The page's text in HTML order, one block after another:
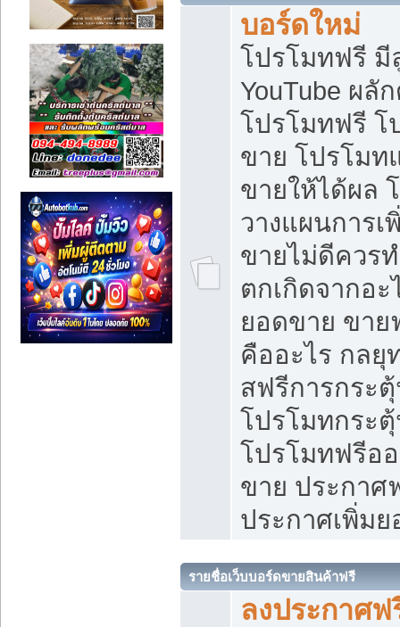
บอร์ดใหม่
โปรโมทฟรี มี
YouTube ผลั
โปรโมทฟรี โ
ขาย โปรโมท
ขายให้ได้ผล
วางแผนการ
ขายไม่ดีควร
ตกเกิดจากอะ
ยอดขาย ขาย
คืออะไร กลยุ
สฟรีการกระ
โปรโมทกระ
โปรโมทฟรีอ
ขาย ประกาศ
ประกาศเพิ่ม
รายชื่อเว็บบอร์ดขายสินค้าฟรี
ลงประกาศฟ